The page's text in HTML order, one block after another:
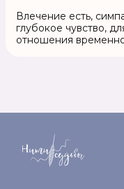
Влечение есть,
глубокое чувство,
отношения